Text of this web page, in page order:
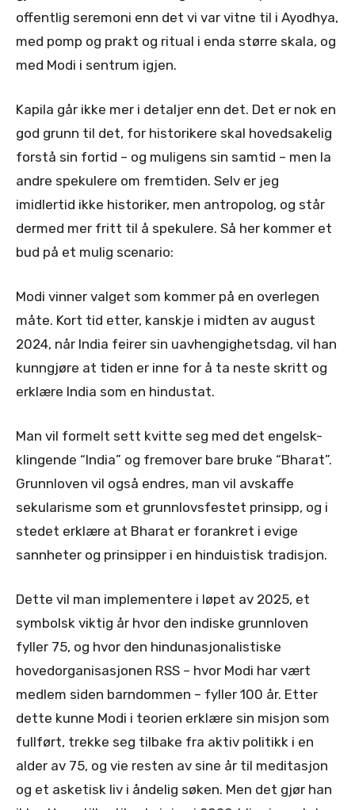
offentlig seremoni enn det vi var vitne til i Ayodhya,
med pomp og prakt og ritual i enda større skala, og
med Modi i sentrum igjen.
Kapila går ikke mer i detaljer enn det. Det er nok en
god grunn til det, for historikere skal hovedsakelig
forstå sin fortid – og muligens sin samtid – men la
andre spekulere om fremtiden. Selv er jeg
imidlertid ikke historiker, men antropolog, og står
dermed mer fritt til å spekulere. Så her kommer et
bud på et mulig scenario:
Modi vinner valget som kommer på en overlegen
måte. Kort tid etter, kanskje i midten av august
2024, når India feirer sin uavhengighetsdag, vil han
kunngjøre at tiden er inne for å ta neste skritt og
erklære India som en hindustat.
Man vil formelt sett kvitte seg med det engelsk-
klingende “India” og fremover bare bruke “Bharat”.
Grunnloven vil også endres, man vil avskaffe
sekularisme som et grunnlovsfestet prinsipp, og i
stedet erklære at Bharat er forankret i evige
sannheter og prinsipper i en hinduistisk tradisjon.
Dette vil man implementere i løpet av 2025, et
symbolsk viktig år hvor den indiske grunnloven
fyller 75, og hvor den hindunasjonalistiske
hovedorganisasjonen RSS – hvor Modi har vært
medlem siden barndommen – fyller 100 år. Etter
dette kunne Modi i teorien erklære sin misjon som
fullført, trekke seg tilbake fra aktiv politikk i en
alder av 75, og vie resten av sine år til meditasjon
og et asketisk liv i åndelig søken. Men det gjør han